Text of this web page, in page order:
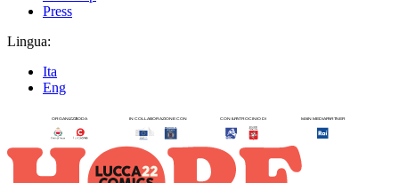
Press
Lingua:
Ita
Eng